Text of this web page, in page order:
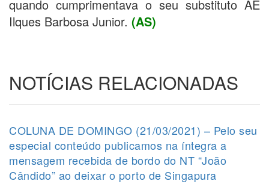
quando cumprimentava o seu substituto AE
Ilques Barbosa Junior. (AS)
NOTÍCIAS RELACIONADAS
COLUNA DE DOMINGO (21/03/2021) – Pelo seu
especial conteúdo publicamos na íntegra a
mensagem recebida de bordo do NT “João
Cândido” ao deixar o porto de Singapura